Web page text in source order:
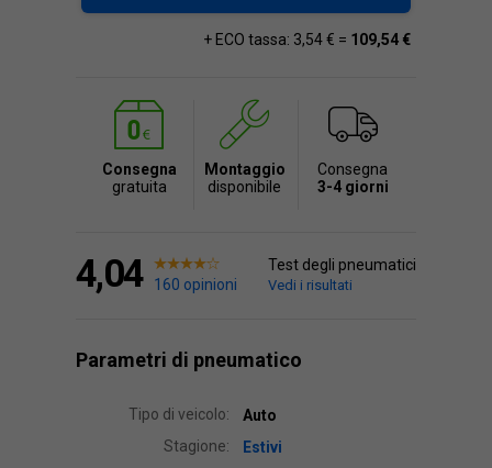
+ ECO tassa: 3,54 € = 109,54 €
Consegna
gratuita
Montaggio
disponibile
Consegna
3-4 giorni
4,04 160 opinioni
Test degli pneumatici
Vedi i risultati
Parametri di pneumatico
Tipo di veicolo:
Auto
Stagione:
Estivi